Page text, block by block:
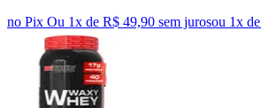
no Pix Ou 1x de R$ 49,90 sem jurosou 1x de